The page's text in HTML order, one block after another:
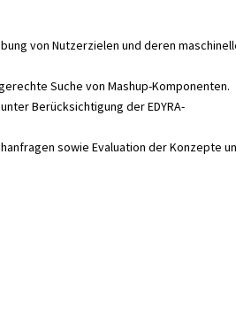
von Nutzerzielen und deren
Suche von Mashup-Komponenten.
Berücksichtigung der EDYRA-
sowie Evaluation der Konzepte